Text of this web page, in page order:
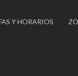
Y HORARIOS